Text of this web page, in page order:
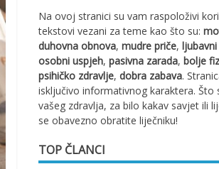
Na ovoj stranici su vam raspoloživi
tekstovi vezani za teme kao što su:
duhovna obnova,mudre priče,
osobni uspjeh,pasivna zarada,bolje
psihičko zdravlje,dobra zabava.
isključivo informativnog karaktera. Što
vašeg zdravlja, za bilo kakav savjet ili
se obavezno obratite liječniku!
TOP ČLANCI